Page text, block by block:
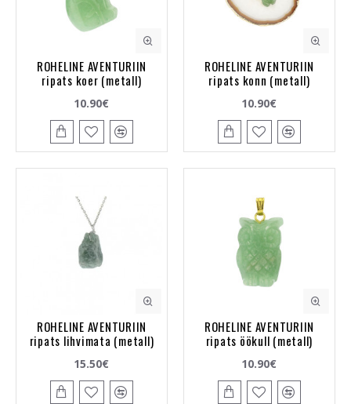
ROHELINE AVENTURIIN
ripats koer (metall)
10.90€
ROHELINE AVENTURIIN
ripats konn (metall)
10.90€
ROHELINE AVENTURIIN
ripats lihvimata (metall)
15.50€
ROHELINE AVENTURIIN
ripats öökull (metall)
10.90€